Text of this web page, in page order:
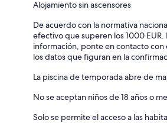
Alojamiento sin ascensores
De acuerdo con la normativa
efectivo que superen los 1000 EUR.
información, ponte en contacto con
los datos que figuran en la
La piscina de temporada abre de
No se aceptan niños de 18 años o
Solo se permite el acceso a las